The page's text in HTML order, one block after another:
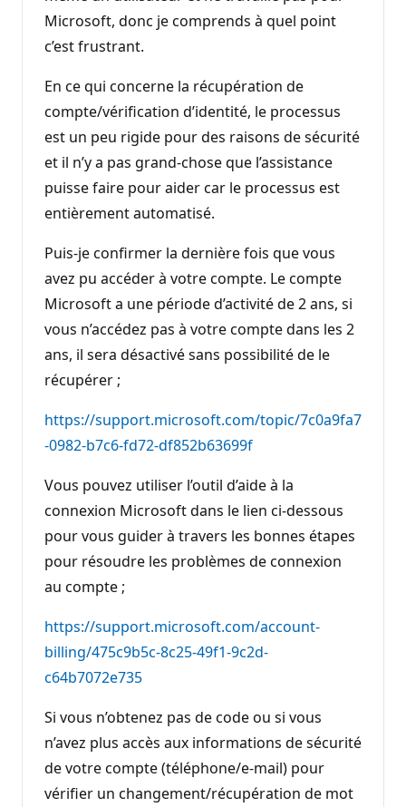
Microsoft, donc je comprends à quel point
c’est frustrant.
En ce qui concerne la récupération de
compte/vérification d’identité, le processus
est un peu rigide pour des raisons de sécurité
et il n’y a pas grand-chose que l’assistance
puisse faire pour aider car le processus est
entièrement automatisé.
Puis-je confirmer la dernière fois que vous
avez pu accéder à votre compte. Le compte
Microsoft a une période d’activité de 2 ans, si
vous n’accédez pas à votre compte dans les 2
ans, il sera désactivé sans possibilité de le
récupérer ;
https://support.microsoft.com/topic/7c0a9fa7
-0982-b7c6-fd72-df852b63699f
Vous pouvez utiliser l’outil d’aide à la
connexion Microsoft dans le lien ci-dessous
pour vous guider à travers les bonnes étapes
pour résoudre les problèmes de connexion
au compte ;
https://support.microsoft.com/account-
billing/475c9b5c-8c25-49f1-9c2d-
c64b7072e735
Si vous n’obtenez pas de code ou si vous
n’avez plus accès aux informations de sécurité
de votre compte (téléphone/e-mail) pour
vérifier un changement/récupération de mot